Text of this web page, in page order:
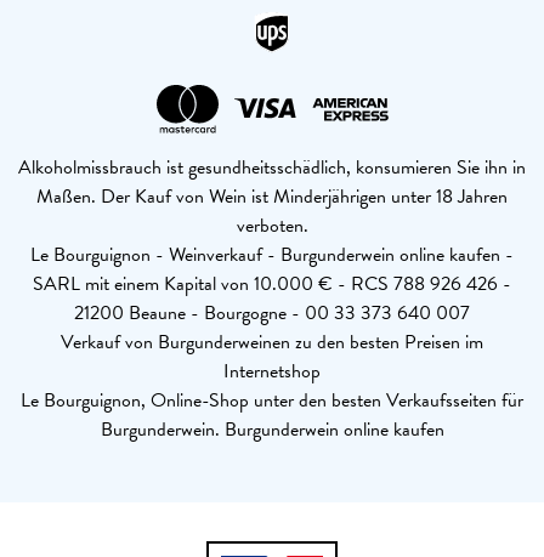
Alkoholmissbrauch ist gesundheitsschädlich, konsumieren Sie ihn in
Maßen. Der Kauf von Wein ist Minderjährigen unter 18 Jahren
verboten.
Le Bourguignon - Weinverkauf - Burgunderwein online kaufen -
SARL mit einem Kapital von 10.000 € - RCS 788 926 426 -
21200 Beaune - Bourgogne - 00 33 373 640 007
Verkauf von Burgunderweinen zu den besten Preisen im
Internetshop
Le Bourguignon, Online-Shop unter den besten Verkaufsseiten für
Burgunderwein. Burgunderwein online kaufen